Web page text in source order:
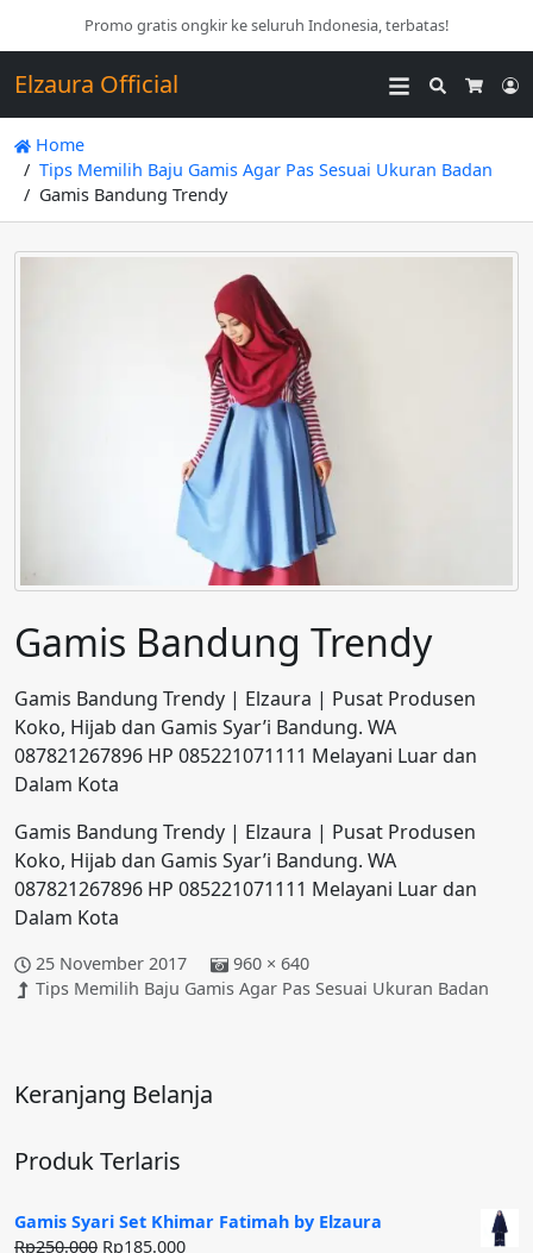
Promo gratis ongkir ke seluruh Indonesia, terbatas!
Elzaura Official
Search
Home
Tips Memilih Baju Gamis Agar Pas Sesuai Ukuran Badan
Gamis Bandung Trendy
Gamis Bandung Trendy
Gamis Bandung Trendy | Elzaura | Pusat Produsen
Koko, Hijab dan Gamis Syar’i Bandung. WA
087821267896 HP 085221071111 Melayani Luar dan
Dalam Kota
Gamis Bandung Trendy | Elzaura | Pusat Produsen
Koko, Hijab dan Gamis Syar’i Bandung. WA
087821267896 HP 085221071111 Melayani Luar dan
Dalam Kota
25 November 2017
960 × 640
Tips Memilih Baju Gamis Agar Pas Sesuai Ukuran Badan
Keranjang Belanja
Produk Terlaris
Gamis Syari Set Khimar Fatimah by Elzaura
Rp250.000 Harga
Rp185.000Harga